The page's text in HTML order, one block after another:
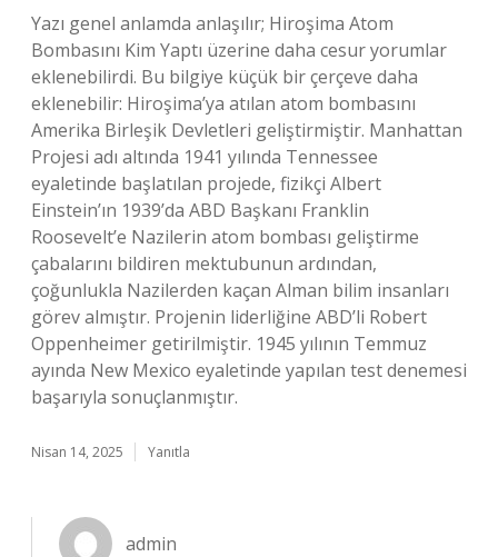
Yazı genel anlamda anlaşılır; Hiroşima Atom
Bombasını Kim Yaptı üzerine daha cesur yorumlar
eklenebilirdi. Bu bilgiye küçük bir çerçeve daha
eklenebilir: Hiroşima’ya atılan atom bombasını
Amerika Birleşik Devletleri geliştirmiştir. Manhattan
Projesi adı altında 1941 yılında Tennessee
eyaletinde başlatılan projede, fizikçi Albert
Einstein’ın 1939’da ABD Başkanı Franklin
Roosevelt’e Nazilerin atom bombası geliştirme
çabalarını bildiren mektubunun ardından,
çoğunlukla Nazilerden kaçan Alman bilim insanları
görev almıştır. Projenin liderliğine ABD’li Robert
Oppenheimer getirilmiştir. 1945 yılının Temmuz
ayında New Mexico eyaletinde yapılan test denemesi
başarıyla sonuçlanmıştır.
Nisan 14, 2025 Yanıtla
admin